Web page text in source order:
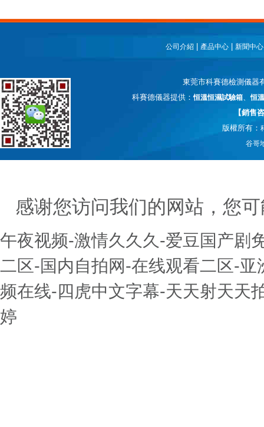
公司介紹 產品中心 |新聞中心
東莞市科賽德檢測儀
科賽德儀器提供：恒溫恒濕試驗箱、恒
【銷售
版權所有：
谷哥
感谢您访问我们的网站，您
午夜视频-激情久久久-爱豆国产剧
二区-国内自拍网-在线观看二区-
频在线-四虎中文字幕-天天射天天
婷